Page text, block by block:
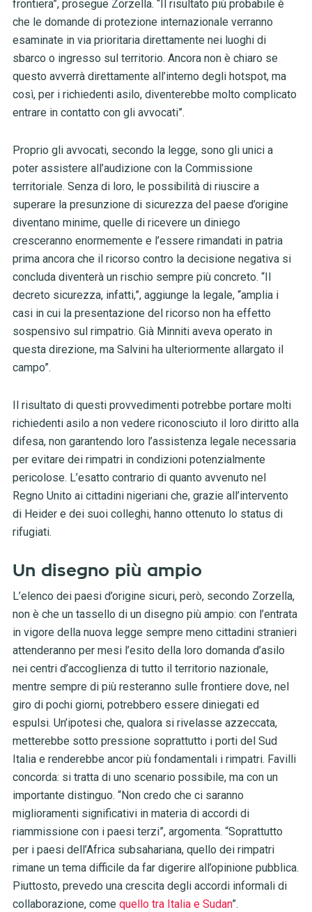
frontiera”, prosegue Zorzella. “Il risultato più probabile è
che le domande di protezione internazionale verranno
esaminate in via prioritaria direttamente nei luoghi di
sbarco o ingresso sul territorio. Ancora non è chiaro se
questo avverrà direttamente all’interno degli hotspot, ma
così, per i richiedenti asilo, diventerebbe molto complicato
entrare in contatto con gli avvocati”.
Proprio gli avvocati, secondo la legge, sono gli unici a
poter assistere all’audizione con la Commissione
territoriale. Senza di loro, le possibilità di riuscire a
superare la presunzione di sicurezza del paese d’origine
diventano minime, quelle di ricevere un diniego
cresceranno enormemente e l’essere rimandati in patria
prima ancora che il ricorso contro la decisione negativa si
concluda diventerà un rischio sempre più concreto. “Il
decreto sicurezza, infatti,”, aggiunge la legale, “amplia i
casi in cui la presentazione del ricorso non ha effetto
sospensivo sul rimpatrio. Già Minniti aveva operato in
questa direzione, ma Salvini ha ulteriormente allargato il
campo”.
Il risultato di questi provvedimenti potrebbe portare molti
richiedenti asilo a non vedere riconosciuto il loro diritto alla
difesa, non garantendo loro l’assistenza legale necessaria
per evitare dei rimpatri in condizioni potenzialmente
pericolose. L’esatto contrario di quanto avvenuto nel
Regno Unito ai cittadini nigeriani che, grazie all’intervento
di Heider e dei suoi colleghi, hanno ottenuto lo status di
rifugiati.
Un disegno più ampio
L’elenco dei paesi d’origine sicuri, però, secondo Zorzella,
non è che un tassello di un disegno più ampio: con l’entrata
in vigore della nuova legge sempre meno cittadini stranieri
attenderanno per mesi l’esito della loro domanda d’asilo
nei centri d’accoglienza di tutto il territorio nazionale,
mentre sempre di più resteranno sulle frontiere dove, nel
giro di pochi giorni, potrebbero essere diniegati ed
espulsi. Un’ipotesi che, qualora si rivelasse azzeccata,
metterebbe sotto pressione soprattutto i porti del Sud
Italia e renderebbe ancor più fondamentali i rimpatri. Favilli
concorda: si tratta di uno scenario possibile, ma con un
importante distinguo. “Non credo che ci saranno
miglioramenti significativi in materia di accordi di
riammissione con i paesi terzi”, argomenta. “Soprattutto
per i paesi dell’Africa subsahariana, quello dei rimpatri
rimane un tema difficile da far digerire all’opinione pubblica.
Piuttosto, prevedo una crescita degli accordi informali di
collaborazione, come quello tra Italia e Sudan”.